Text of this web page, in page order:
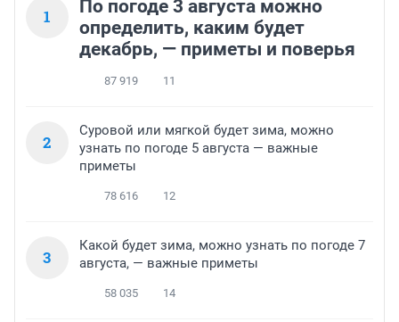
1
По погоде 3 августа можно
определить, каким будет
декабрь, — приметы и поверья
87 919 11
2
Суровой или мягкой будет зима, можно
узнать по погоде 5 августа — важные
приметы
78 616 12
3
Какой будет зима, можно узнать по погоде 7
августа, — важные приметы
58 035 14